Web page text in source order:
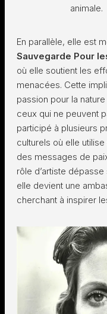
animale.
En parallèle, elle est
Sauvegarde Pour
où elle soutient les
menacées. Cette
passion pour la
ceux qui ne peuvent
participé à plusieurs
culturels où elle
des messages de
rôle d’artiste
elle devient une
cherchant à inspirer